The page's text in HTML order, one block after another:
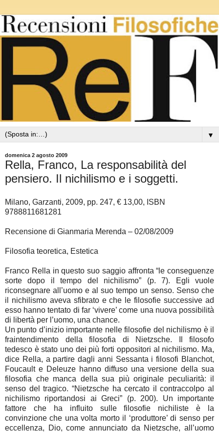
▼
domenica 2 agosto 2009
Rella, Franco, La responsabilità del
pensiero. Il nichilismo e i soggetti.
Milano, Garzanti, 2009, pp. 247, € 13,00, ISBN
9788811681281
Recensione di Gianmaria Merenda – 02/08/2009
Filosofia teoretica, Estetica
Franco Rella in questo suo saggio affronta “le conseguenze
sorte dopo il tempo del nichilismo” (p. 7). Egli vuole
riconsegnare all’uomo e al suo tempo un senso. Senso che
il nichilismo aveva sfibrato e che le filosofie successive ad
esso hanno tentato di far ‘vivere’ come una nuova possibilità
di libertà per l’uomo, una chance.
Un punto d’inizio importante nelle filosofie del nichilismo è il
fraintendimento della filosofia di Nietzsche. Il filosofo
tedesco è stato uno dei più forti oppositori al nichilismo. Ma,
dice Rella, a partire dagli anni Sessanta i filosofi Blanchot,
Foucault e Deleuze hanno diffuso una versione della sua
filosofia che manca della sua più originale peculiarità: il
senso del tragico. “Nietzsche ha cercato il contraccolpo al
nichilismo riportandosi ai Greci” (p. 200). Un importante
fattore che ha influito sulle filosofie nichiliste è la
convinzione che una volta morto il ‘produttore’ di senso per
eccellenza, Dio, come annunciato da Nietzsche, all’uomo